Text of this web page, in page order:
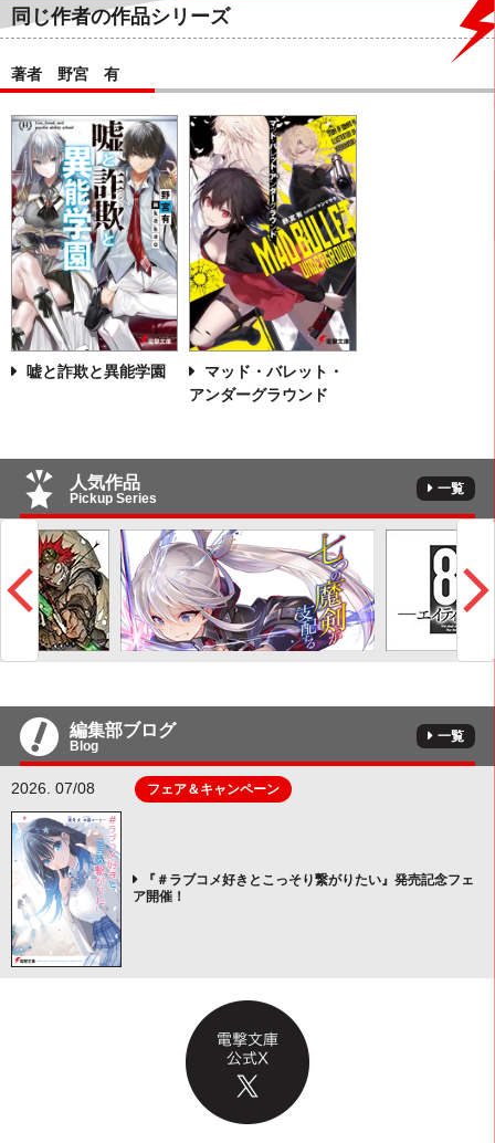
同じ作者の作品シリーズ
著者 野宮 有
嘘と詐欺と異能学園
マッド・バレット・
アンダーグラウンド
人気作品
Pickup Series
一覧
編集部ブログ
Blog
一覧
2026. 07/08 フェア＆キャンペーン
『＃ラブコメ好きとこっそり繋がりたい』発売記念フェ
ア開催！